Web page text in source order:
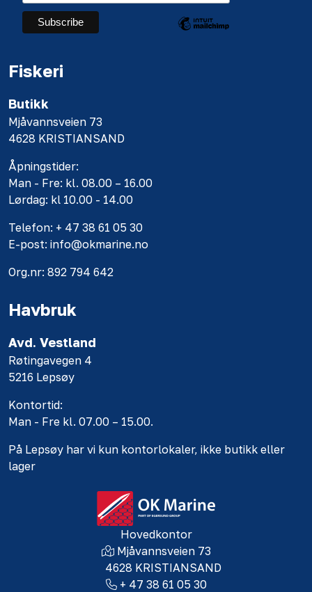
Fiskeri
Butikk
Mjåvannsveien 73
4628 KRISTIANSAND
Åpningstider:
Man - Fre: kl. 08.00 – 16.00
Lørdag: kl 10.00 - 14.00
Telefon: + 47 38 61 05 30
E-post: info@okmarine.no
Org.nr: 892 794 642
Havbruk
Avd. Vestland
Røtingavegen 4
5216 Lepsøy
Kontortid:
Man - Fre kl. 07.00 – 15.00.
På Lepsøy har vi kun kontorlokaler, ikke butikk eller
lager
Hovedkontor
Mjåvannsveien 73
4628 KRISTIANSAND
+ 47 38 61 05 30